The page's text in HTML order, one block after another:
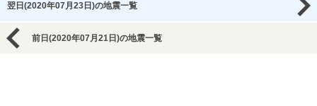
翌日(2020年07月23日)の地震一覧
前日(2020年07月21日)の地震一覧